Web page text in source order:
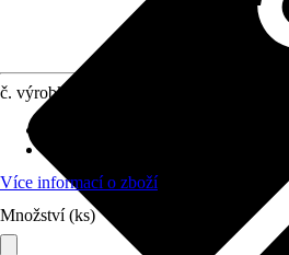
č. výrobku
Více informací o zboží
Množství (ks)